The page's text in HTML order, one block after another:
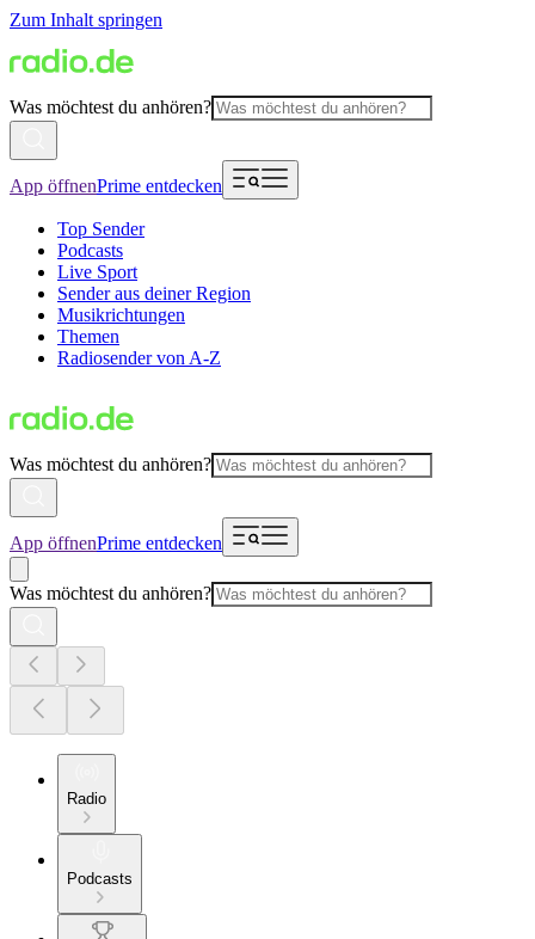
Zum Inhalt springen
Was möchtest du anhören?
App öffnenPrime entdecken
Top Sender
Podcasts
Live Sport
Sender aus deiner Region
Musikrichtungen
Themen
Radiosender von A-Z
Was möchtest du anhören?
App öffnenPrime entdecken
Was möchtest du anhören?
Radio
Podcasts